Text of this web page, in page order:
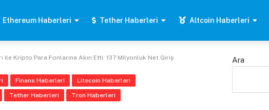
Ethereum Haberleri Tether Haberleri Altcoin Haberleri
ile Kripto Para Fonlarına Akın Etti: 137 Milyonluk Net Giriş
Finans Haberleri Litecoin Haberleri
Tether Haberleri Tron Haberleri
Ara